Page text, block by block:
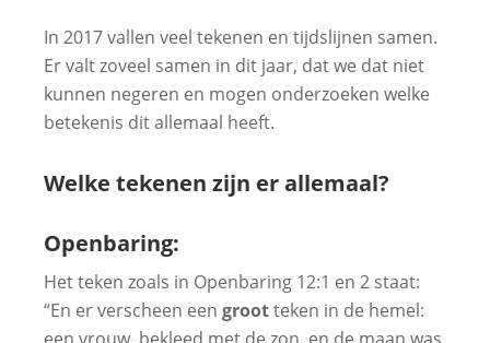
In 2017 vallen veel tekenen en tijdslijnen samen.
Er valt zoveel samen in dit jaar, dat we dat niet
kunnen negeren en mogen onderzoeken welke
betekenis dit allemaal heeft.
Welke tekenen zijn er allemaal?
Openbaring:
Het teken zoals in Openbaring 12:1 en 2 staat:
“En er verscheen een grootteken in de hemel: